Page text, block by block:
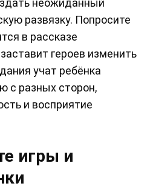
неожиданный
развязку. Попросите
в рассказе
героев изменить
учат ребёнка
с разных сторон,
и восприятие
игры и